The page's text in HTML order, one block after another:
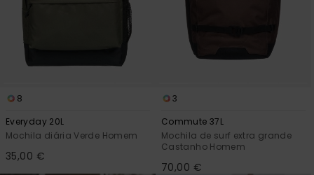
8
Everyday 20L
Mochila diária Verde Homem
35,00 €
3
Commute 37L
Mochila de surf extra grande
Castanho Homem
70,00 €